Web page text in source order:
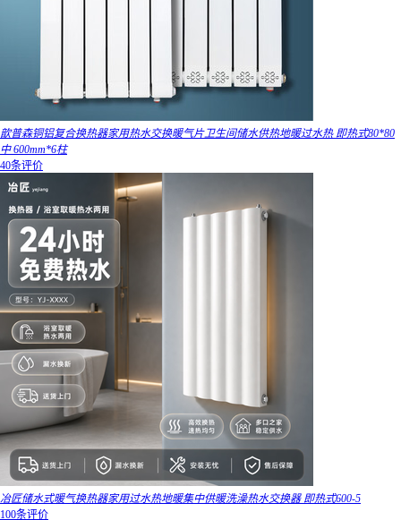
歆普森铜铝复合换热器家用热水交换暖气片卫生间储水供热地暖过水热 即热式80*80
中 600mm*6柱
40条评价
冶匠储水式暖气换热器家用过水热地暖集中供暖洗澡热水交换器 即热式600-5
100条评价